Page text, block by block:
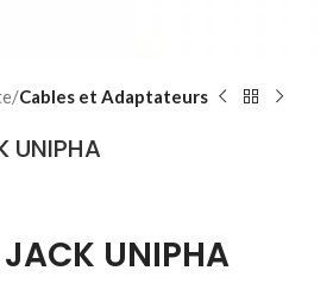
Cables et Adaptateurs
UNIPHA